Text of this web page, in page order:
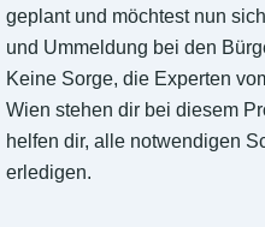
geplant und möchtest nun
und Ummeldung bei den
Keine Sorge, die Experten
Wien stehen dir bei diesem
helfen dir, alle notwendigen
erledigen.